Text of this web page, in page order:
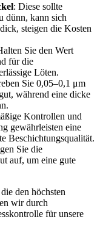
: Diese sollte
dünn, kann sich
steigen die Kosten
Sie den Wert
für die
Löten.
Sie 0,05–0,1 μm
während eine dicke
Kontrollen und
gewährleisten eine
Beschichtungsqualität.
Sie die
auf, um eine gute
den höchsten
wir durch
für unsere